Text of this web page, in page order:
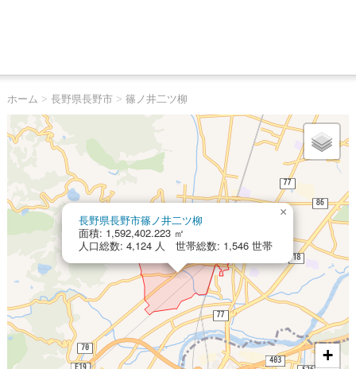
ホーム > 長野県長野市> 篠ノ井二ツ柳
長野県長野市篠ノ井二ツ柳
面積: 1,592,402.223 ㎡
人口総数: 4,124 人 世帯総数: 1,546 世帯
×
+